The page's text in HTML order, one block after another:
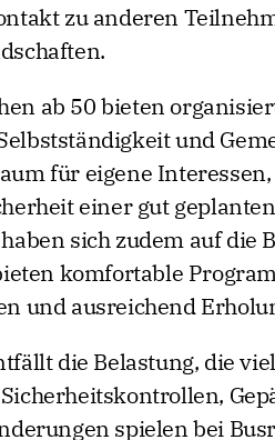
zu anderen
ab 50 bieten
und
für eigene
einer gut
sich zudem auf die
komfortable
und ausreichend
die Belastung, die
spielen bei